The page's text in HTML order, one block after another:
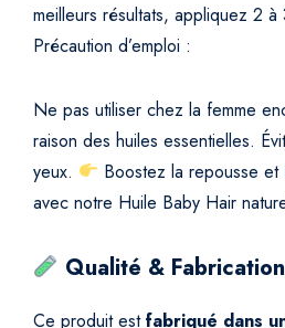
meilleurs résultats, appliquez 2 à
Précaution d’emploi :
Ne pas utiliser chez la femme
raison des huiles essentielles.
yeux.
Boostez la repousse
avec notre Huile Baby Hair
Qualité & Fabrication
Ce produit estfabriqué dans